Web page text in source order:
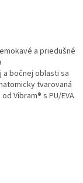
a priedušné
bočnej oblasti sa
tvarovaná
Vibram® s PU/EVA